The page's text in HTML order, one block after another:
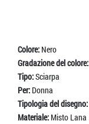
Colore: Nero
Gradazione del colore:
Tipo:Sciarpa
Per: Donna
Tipologia del disegno:
Materiale: Misto Lana